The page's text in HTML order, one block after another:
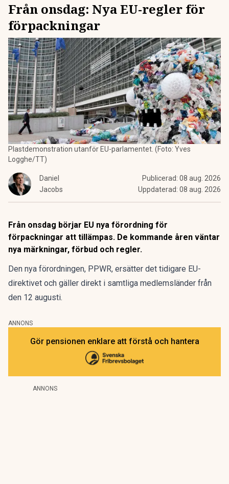
Från onsdag: Nya EU-regler för
förpackningar
Plastdemonstration utanför EU-parlamentet. (Foto: Yves
Logghe/TT)
Daniel
Jacobs
Publicerad: 08 aug. 2026
Uppdaterad: 08 aug. 2026
Från onsdag börjar EU nya förordning för
förpackningar att tillämpas. De kommande åren väntar
nya märkningar, förbud och regler.
Den nya förordningen, PPWR, ersätter det tidigare EU-
direktivet och gäller direkt i samtliga medlemsländer från
den 12 augusti.
ANNONS
Gör pensionen enklare att förstå och hantera
ANNONS